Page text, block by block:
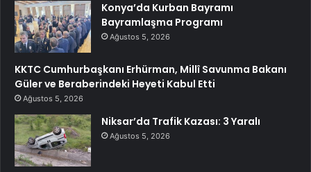
Konya’da Kurban Bayramı
Bayramlaşma Programı
Ağustos 5, 2026
KKTC Cumhurbaşkanı Erhürman, Millî Savunma Bakanı
Güler ve Beraberindeki Heyeti Kabul Etti
Ağustos 5, 2026
Niksar’da Trafik Kazası: 3 Yaralı
Ağustos 5, 2026